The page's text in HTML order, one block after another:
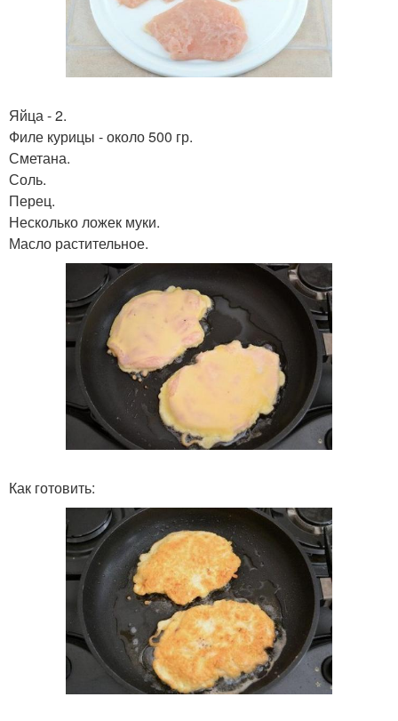
Яйца - 2.
Филе курицы - около 500 гр.
Сметана.
Соль.
Перец.
Несколько ложек муки.
Масло растительное.
Как готовить: